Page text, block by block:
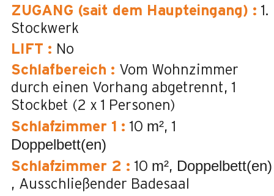
ZUGANG (sait dem Haupteingang) : 1.
Stockwerk
LIFT : No
Schlafbereich : Vom Wohnzimmer
durch einen Vorhang abgetrennt
1
Stockbet (2 x 1 Personen)
Schlafzimmer 1 : 10 m² 1
Doppelbett(en)
Schlafzimmer 2 : 10 m² Doppelbett(en)
Ausschließender Badesaal